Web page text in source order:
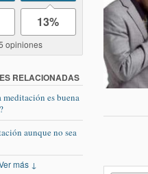
13%
opiniones
RELACIONADAS
meditación es buena
aunque no sea
más ↓